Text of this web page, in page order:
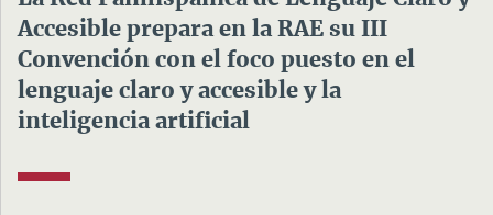
Accesible prepara en la RAE su III
Convención con el foco puesto en el
lenguaje claro y accesible y la
inteligencia artificial